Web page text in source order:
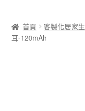
首頁 客製化居家
耳-120mAh